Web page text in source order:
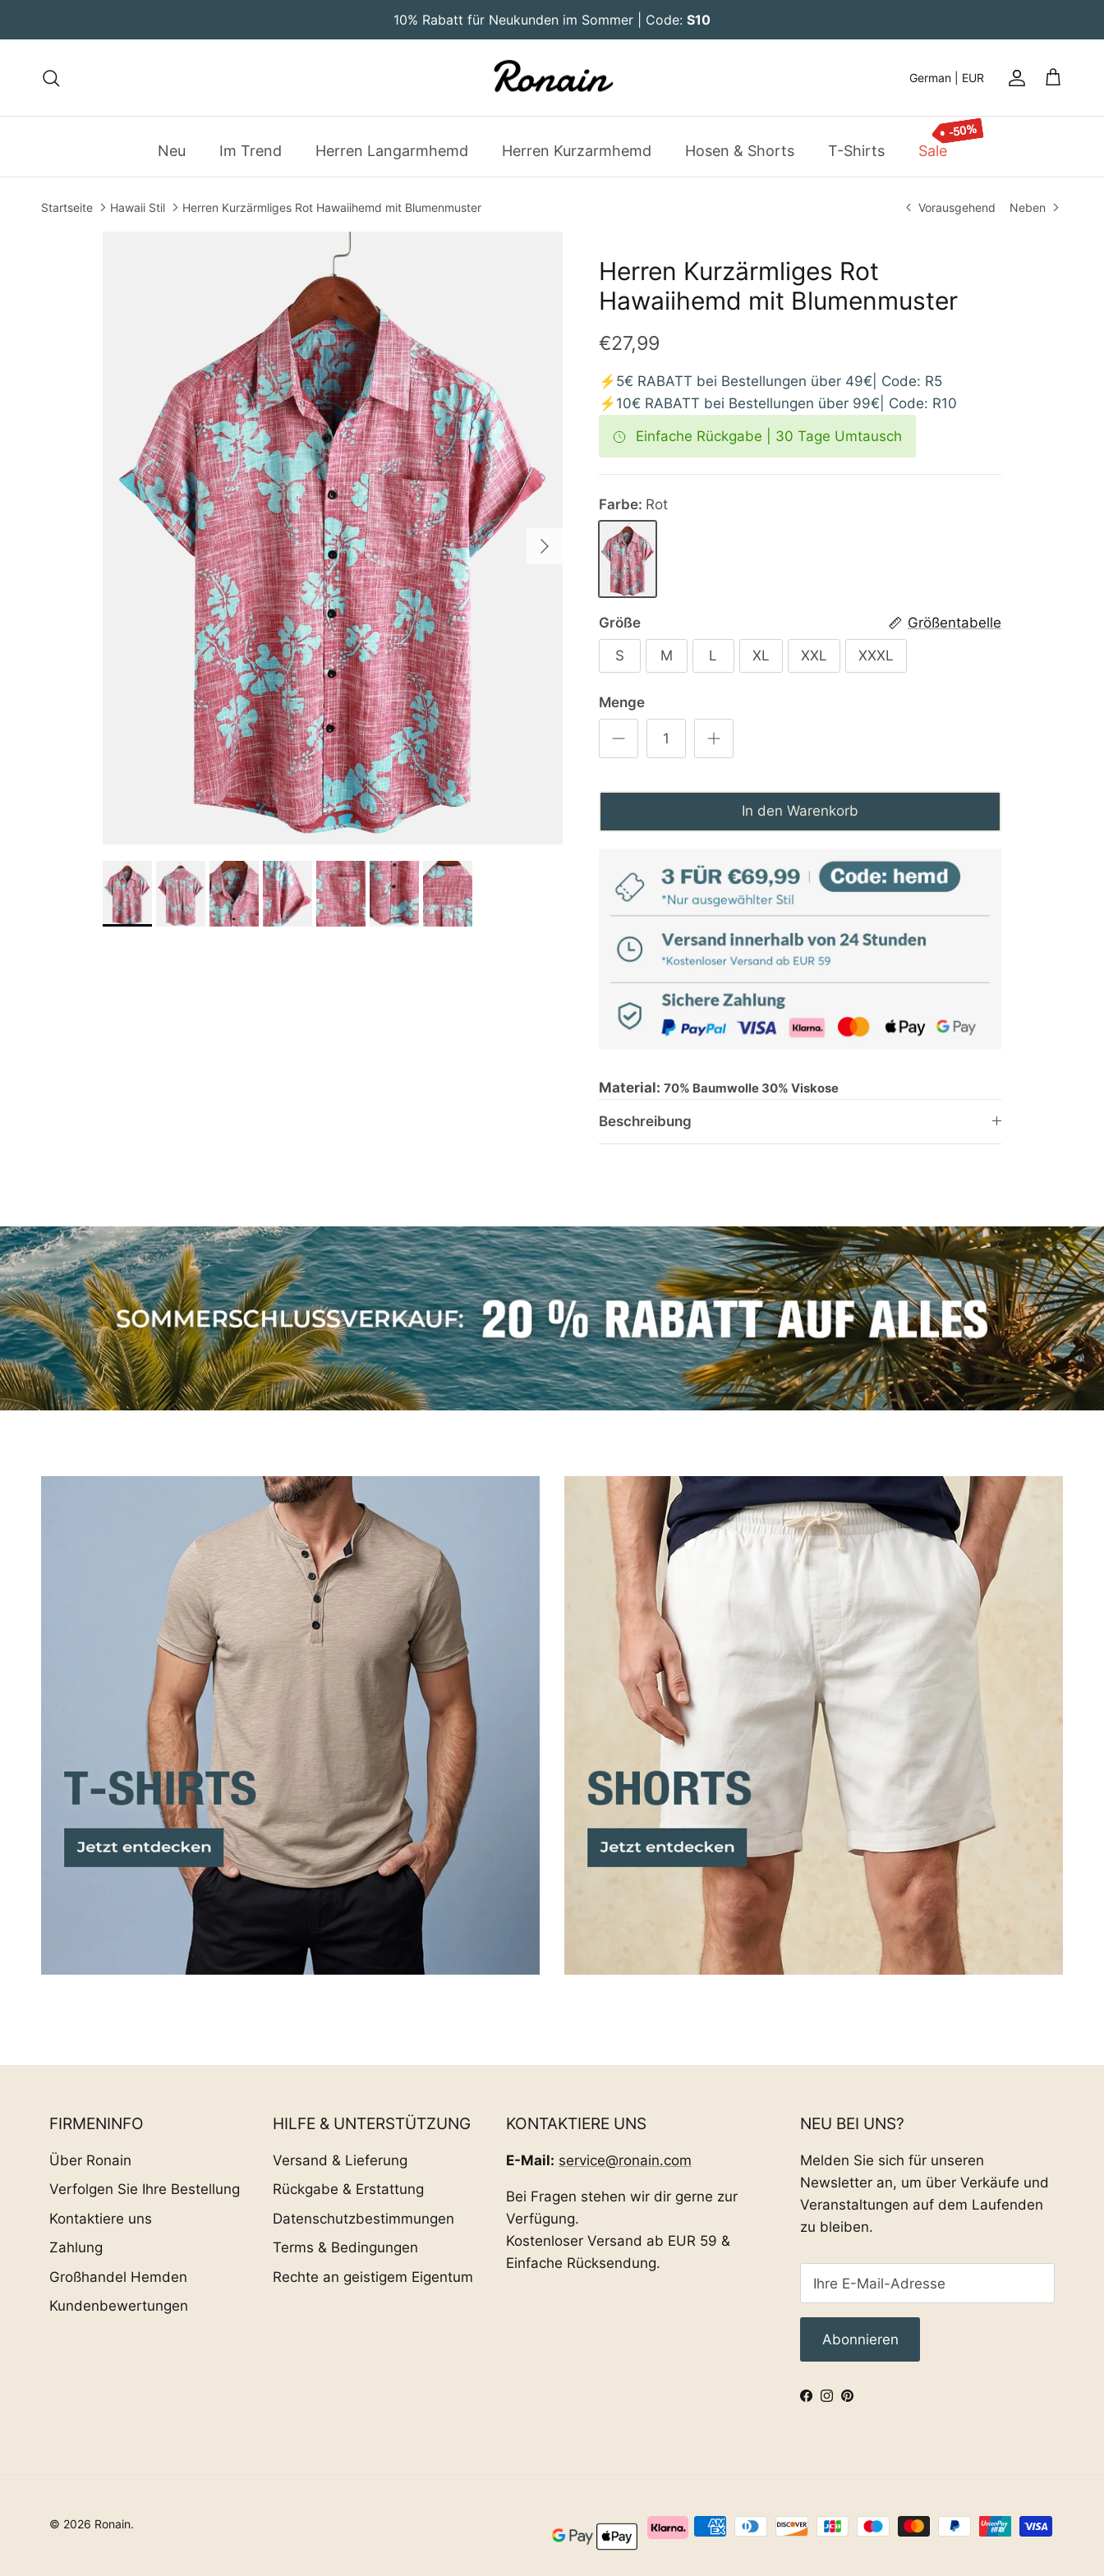
10% Rabatt für Neukunden im Sommer | Code: S10
German | EUR
Konto
Neu Im Trend Herren Langarmhemd Herren Kurzarmhemd Hosen & Shorts T-Shirts Sale
Startseite Hawaii Stil Herren Kurzärmliges Rot Hawaiihemd mit Blumenmuster Vorausgehend Neben
Nächste
Herren Kurzärmliges Rot
Hawaiihemd mit Blumenmuster
€27,99
⚡5€ RABATT bei Bestellungen über 49€| Code: R5
⚡10€ RABATT bei Bestellungen über 99€| Code: R10
Einfache Rückgabe | 30 Tage Umtausch
Farbe: Rot
Größe
Größentabelle
S
M L XL XXL XXXL
Menge
In den Warenkorb
Material: 70% Baumwolle 30% Viskose
Beschreibung
FIRMENINFO
Über Ronain
Verfolgen Sie Ihre Bestellung
Kontaktiere uns
Zahlung
Großhandel Hemden
Kundenbewertungen
HILFE & UNTERSTÜTZUNG
Versand & Lieferung
Rückgabe & Erstattung
Datenschutzbestimmungen
Terms & Bedingungen
Rechte an geistigem Eigentum
KONTAKTIERE UNS
E-Mail: service@ronain.com
Bei Fragen stehen wir dir gerne zur
Verfügung.
Kostenloser Versand ab EUR 59 &
Einfache Rücksendung.
NEU BEI UNS?
Melden Sie sich für unseren
Newsletter an, um über Verkäufe und
Veranstaltungen auf dem Laufenden
zu bleiben.
Abonnieren
Facebook
Instagram
Pinterest
© 2026 Ronain.